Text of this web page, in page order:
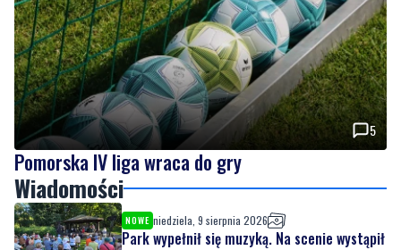
5
Pomorska IV liga wraca do gry
Wiadomości
NOWE niedziela, 9 sierpnia 2026
Park wypełnił się muzyką. Na scenie wystąpił